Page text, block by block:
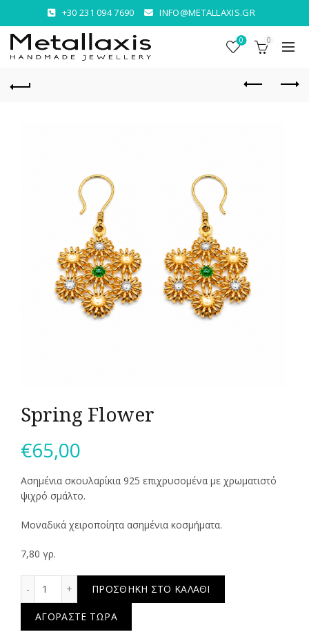
+30 231 094 7690 INFO@METALLAXIS.GR
0 0
Spring Flower
€65,00
Ασημέvια σκουλαρίκια 925 επιχρυσομένα με χρωματιστό
ψιχρό σμάλτο.
Μοναδικά χειροποίητα ασημένια κοσμήματα.
7,80 γρ.
ΠΡΟΣΘΉΚΗ ΣΤΟ ΚΑΛΆΘΙ
ΑΓΟΡΆΣΤΕ ΤΏΡΑ